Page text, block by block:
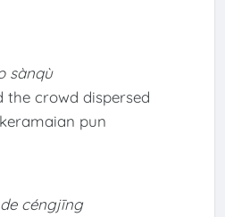
sànqù
the crowd dispersed
pun
céngjīng